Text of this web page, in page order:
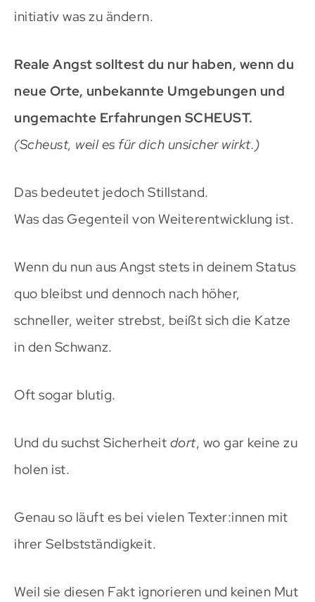
initiativ was zu ändern.
Reale Angst solltest du nur haben, wenn du
neue Orte, unbekannte Umgebungen und
ungemachte Erfahrungen SCHEUST.
(Scheust, weil es für dich unsicher wirkt.)
Das bedeutet jedoch Stillstand.
Was das Gegenteil von Weiterentwicklung ist.
Wenn du nun aus Angst stets in deinem Status
quo bleibst und dennoch nach höher,
schneller, weiter strebst, beißt sich die Katze
in den Schwanz.
Oft sogar blutig.
Und du suchst Sicherheit dort, wo gar keine zu
holen ist.
Genau so läuft es bei vielen Texter:innen mit
ihrer Selbstständigkeit.
Weil sie diesen Fakt ignorieren und keinen Mut